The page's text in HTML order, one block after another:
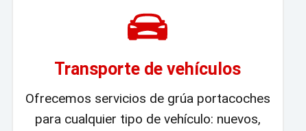
Transporte de vehículos
Ofrecemos servicios de grúa portacoches
para cualquier tipo de vehículo: nuevos,